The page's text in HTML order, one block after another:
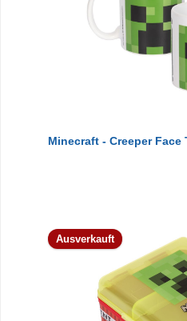
Minecraft - Creeper Face
Ausverkauft